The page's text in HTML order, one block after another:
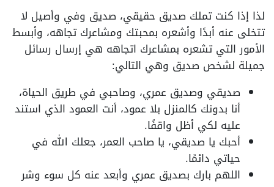
لذا إذا كنت تملك صديق حقيقي، صديق وفي وأصيل لا
تتخلى عنه أبدًا وأشعره بمحبتك ومشاعرك تجاهه، وأبسط
الأمور التي تشعره بمشاعرك اتجاهه هي إرسال رسائل
جميلة لشخص صديق وهي التالي:
صديقي وصديق عمري، وصاحبي في طريق الحياة،
أنا بدونك كالمنزل بلا عمود، أنت العمود الذي استند
عليه لكي أظل واقفًا.
أحبك يا صديقي، يا صاحب العمر، جعلك الله في
حياتي دائمًا.
اللهم بارك بصديق عمري وأبعد عنه كل سوء وشر